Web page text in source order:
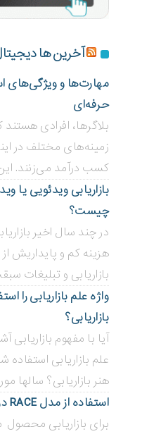
آخرین ها
مهارت‌ها و ویژگی‌های
حرفه‌ای
بلاگر‌ها، افرادی هستند
زمینه‌های مختلف در
کسب درآمد می‌زنند.
بازاریابی ویدئویی ‌یا
چیست؟
در چند سال اخیر
هزینه کم و پایداریش
بازاریابی و تبلیغات
واژه علم بازاریابی را
بازاریابی؟
آیا با مفهوم بازاریابی
علم بازاریابی استفاده
هنر بازاریابی؟ سالها
استفاده از مدل RACE در بازاریابی دیجیتال
برای بازاریابی